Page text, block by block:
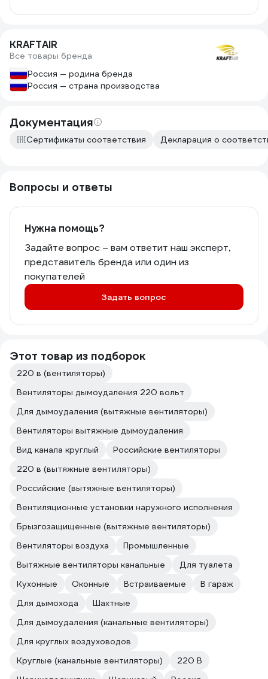
KRAFTAIR
Все товары бренда
Россия — родина бренда
Россия — страна производства
Документация
Сертификаты соответствия Декларация о
Вопросы и ответы
Нужна помощь?
Задайте вопрос – вам ответит наш эксперт,
представитель бренда или один из
покупателей
Задать вопрос
Этот товар из подборок
220 в (вентиляторы)
Вентиляторы дымоудаления 220 вольт
Для дымоудаления (вытяжные вентиляторы)
Вентиляторы вытяжные дымоудаления
Вид канала круглый
Российские вентиляторы
220 в (вытяжные вентиляторы)
Российские (вытяжные вентиляторы)
Вентиляционные установки наружного исполнения
Брызгозащищенные (вытяжные вентиляторы)
Вентиляторы воздуха
Промышленные
Вытяжные вентиляторы канальные
Для туалета
Кухонные
Оконные Встраиваемые
В гараж
Для дымохода
Шахтные
Для дымоудаления (канальные вентиляторы)
Для круглых воздуховодов
Круглые (канальные вентиляторы)
220 В